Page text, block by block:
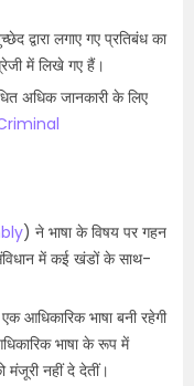
द्वारा लगाए गए प्रतिबंध का
में लिखे गए हैं।
अधिक जानकारी के लिए
) ने भाषा के विषय पर गहन
में कई खंडों के साथ-
आधिकारिक भाषा बनी रहेगी
भाषा के रूप में
नहीं दे देतीं।